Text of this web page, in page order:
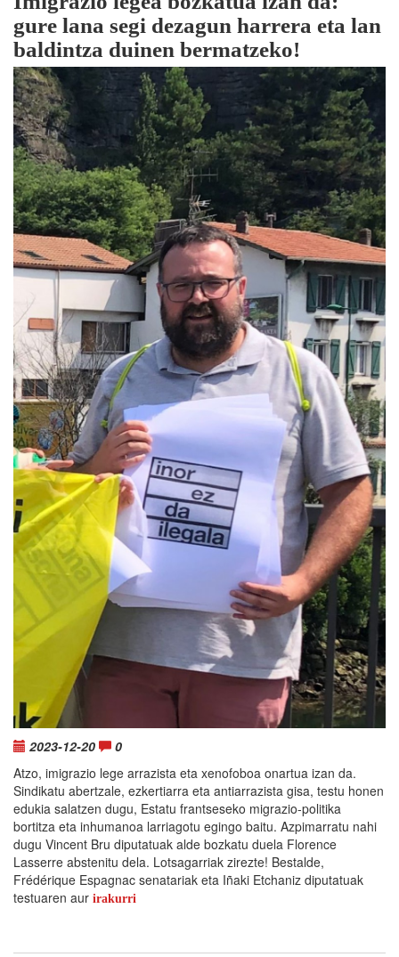
gure lana segi dezagun harrera eta lan
baldintza duinen bermatzeko!
2023-12-20
0
Atzo, imigrazio lege arrazista eta xenofoboa onartua izan da.
Sindikatu abertzale, ezkertiarra eta antiarrazista gisa, testu honen
edukia salatzen dugu, Estatu frantseseko migrazio-politika
bortitza eta inhumanoa larriagotu egingo baitu. Azpimarratu nahi
dugu Vincent Bru diputatuak alde bozkatu duela Florence
Lasserre abstenitu dela. Lotsagarriak zirezte! Bestalde,
Frédérique Espagnac senatariak eta Iñaki Etchaniz diputatuak
testuaren aur irakurri